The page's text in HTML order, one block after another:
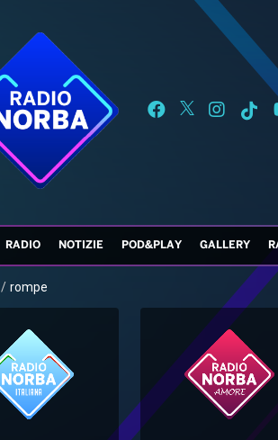
RADIO NOTIZIE POD&PLAY GALLERY
/ rompe